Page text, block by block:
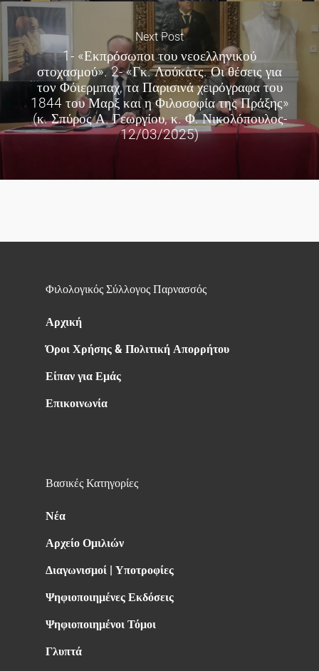
Next Post
1- «Εκπρόσωποι του νεοελληνικού
στοχασμού». 2- «Γκ. Λούκατς. Οι θέσεις για
τον Φόιερμπαχ, τα Παρισινά χειρόγραφα του
1844 του Μαρξ και η Φιλοσοφία της Πράξης»
(κ. Σπύρος Α. Γεωργίου, κ. Φ. Νικολόπουλος-
12/03/2025)
Φιλολογικός Σύλλογος Παρνασσός
Αρχική
Όροι Χρήσης & Πολιτική Απορρήτου
Είπαν για Εμάς
Επικοινωνία
Βασικές Κατηγορίες
Νέα
Αρχείο Ομιλιών
Διαγωνισμοί | Υποτροφίες
Ψηφιοποιημένες Εκδόσεις
Ψηφιοποιημένοι Τόμοι
Γλυπτά